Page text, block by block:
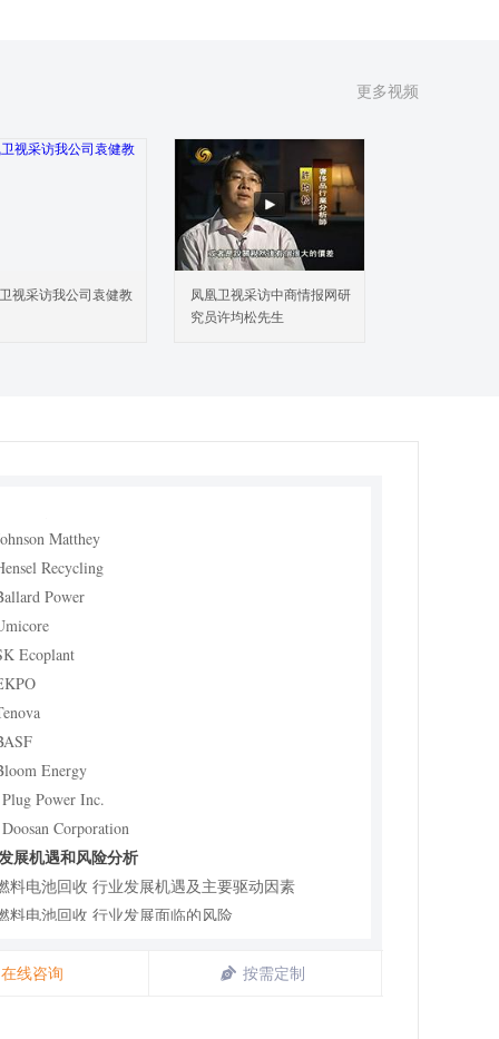
视采访我公司袁健教
凤凰卫视采访中商情报网研
究员许均松先生
更多视频
料电池回收主要企业市场占有率
全球主要企业燃料电池回收销售额及市场份额
全球燃料电池回收主要企业竞争态势
2022年全球主要厂商燃料电池回收收入排名
全球主要厂商燃料电池回收总部及市场区域分布
球主要厂商燃料电池回收产品类型及应用
Matthey
Recycling
Power
Ecoplant
Energy
Power Inc.
Corporation
展机遇和风险分析
料电池回收 行业发展机遇及主要驱动因素
料电池回收 行业发展面临的风险
果
在线咨询 按需定制